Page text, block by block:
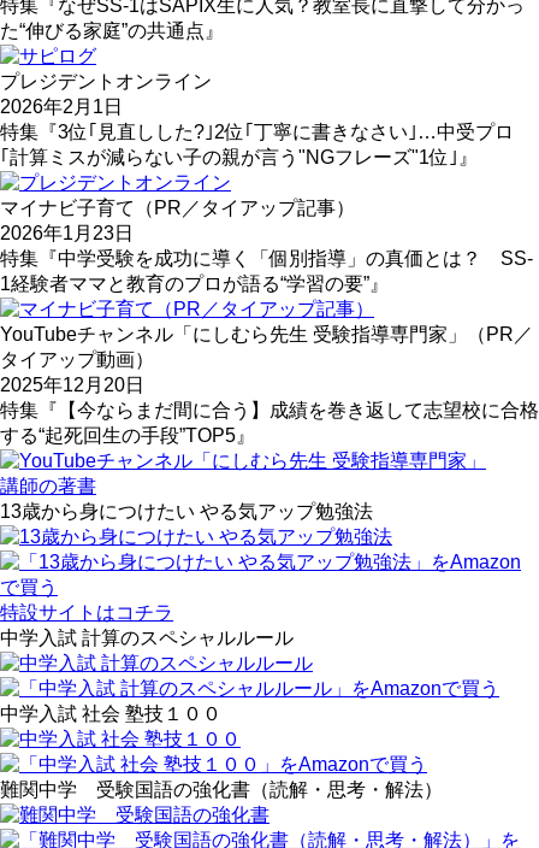
特集『なぜSS-1はSAPIX生に人気？教室長に直撃して分かっ
た“伸びる家庭”の共通点』
プレジデントオンライン
2026年2月1日
特集『3位｢見直しした?｣2位｢丁寧に書きなさい｣…中受プロ
｢計算ミスが減らない子の親が言う"NGフレーズ"1位｣』
マイナビ子育て（PR／タイアップ記事）
2026年1月23日
特集『中学受験を成功に導く「個別指導」の真価とは？ SS-
1経験者ママと教育のプロが語る“学習の要”』
YouTubeチャンネル「にしむら先生 受験指導専門家」（PR／
タイアップ動画）
2025年12月20日
特集『【今ならまだ間に合う】成績を巻き返して志望校に合格
する“起死回生の手段”TOP5』
講師の著書
13歳から身につけたい やる気アップ勉強法
特設サイトはコチラ
中学入試 計算のスペシャルルール
中学入試 社会 塾技１００
難関中学 受験国語の強化書（読解・思考・解法）